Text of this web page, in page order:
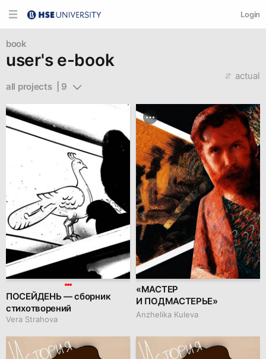
Login
book
user's e-book
all projects  | 9
actual
ПОСЕЙДЕНЬ — сборник
стихотворений
Vera Strahova
«МАСТЕР
И ПОДМАСТЕРЬЕ»
Anzhelika Kuleva